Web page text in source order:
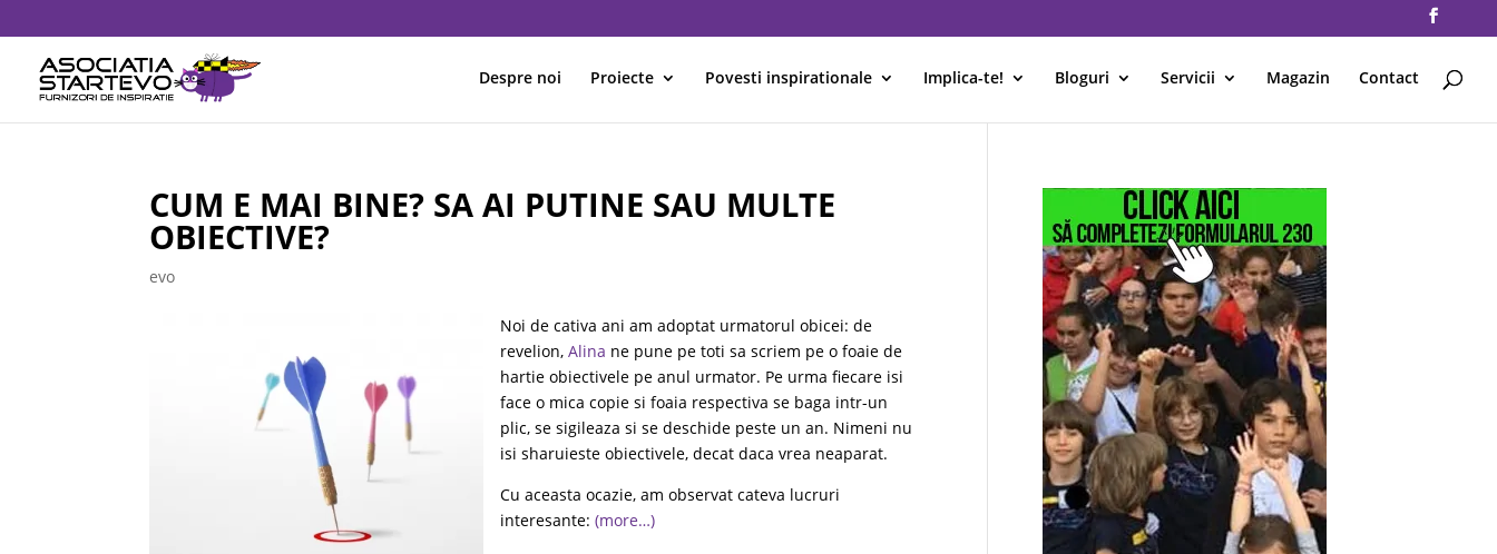
Despre noi Proiecte Povesti inspirationale Implica-te! Bloguri Servicii Magazin Contact
CUM E MAI BINE? SA AI PUTINE SAU MULTE
OBIECTIVE?
evo
Noi de cativa ani am adoptat urmatorul obicei: de
revelion,Alina ne pune pe toti sa scriem pe o foaie de
hartie obiectivele pe anul urmator. Pe urma fiecare isi
face o mica copie si foaia respectiva se baga intr-un
plic, se sigileaza si se deschide peste un an. Nimeni nu
isi sharuieste obiectivele, decat daca vrea neaparat.
Cu aceasta ocazie, am observat cateva lucruri
interesante:(more…)